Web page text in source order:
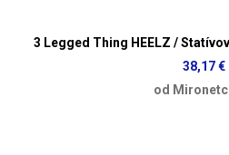
3 Legged Thing HEELZ /
38,17 €
od